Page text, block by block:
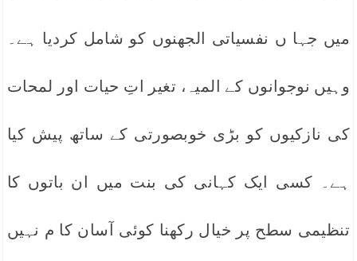
میں جہا ں نفسیاتی الجھنوں کو شامل کردیا ہے۔
وہیں نوجوانوں کے المیہ، تغیر اتِ حیات اور لمحات
کی نازکیوں کو بڑی خوبصورتی کے ساتھ پیش کیا
ہے۔ کسی ایک کہانی کی بنت میں ان باتوں کا
تنظیمی سطح پر خیال رکھنا کوئی آسان کا م نہیں